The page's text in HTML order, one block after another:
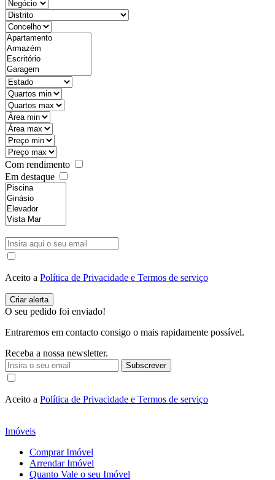
Com rendimento
Em destaque
Aceito a Política de Privacidade e Termos de serviço
O seu pedido foi enviado!
Entraremos em contacto consigo o mais rapidamente possível.
Receba a nossa newsletter.
Subscrever
Aceito a Política de Privacidade e Termos de serviço
Imóveis
Comprar Imóvel
Arrendar Imóvel
Quanto Vale o seu Imóvel